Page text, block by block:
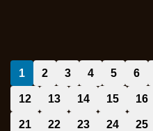
1 2 3 4 5 6
12 13 14 15 16
21 22 23 24 25